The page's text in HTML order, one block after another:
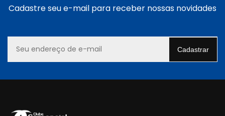
Cadastre seu e-mail para receber nossas novidades